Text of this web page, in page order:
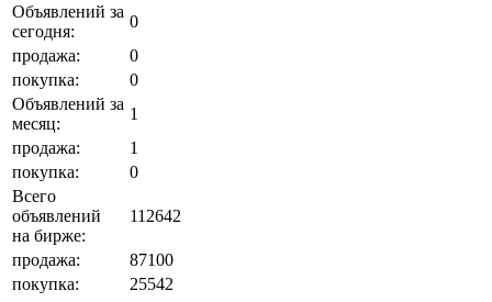
Объявлений за
сегодня:
0
продажа:
0
покупка:
0
Объявлений за
месяц:
1
продажа:
1
покупка:
0
Всего
объявлений
на бирже:
112642
продажа:
87100
покупка:
25542